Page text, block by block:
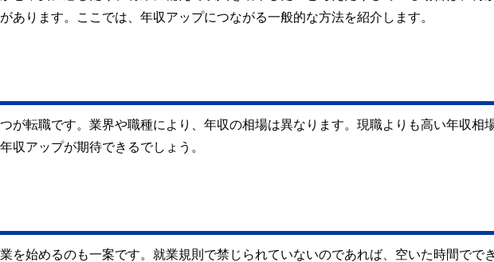
あります。ここでは、年収アップにつながる一般的な方法を紹介します。
が転職です。業界や職種により、年収の相場は異なります。現職よりも高い年収相
収アップが期待できるでしょう。
を始めるのも一案です。就業規則で禁じられていないのであれば、空いた時間でで